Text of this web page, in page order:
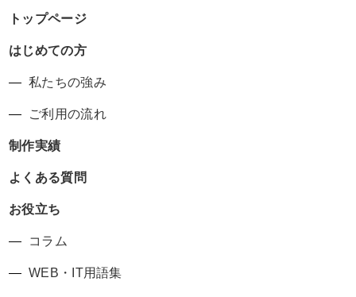
トップページ
はじめての方
私たちの強み
ご利用の流れ
制作実績
よくある質問
お役立ち
コラム
WEB・IT用語集